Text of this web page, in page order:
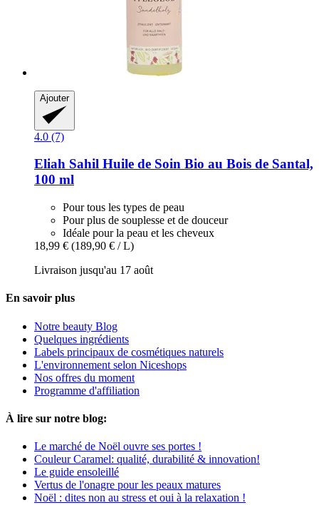
Ajouter
4.0 (7)
Eliah Sahil Huile de Soin Bio au Bois de Santal,
100 ml
Pour tous les types de peau
Pour plus de souplesse et de douceur
Idéale pour la peau et les cheveux
18,99 € (189,90 € / L)
Livraison jusqu'au 17 août
En savoir plus
Notre beauty Blog
Quelques ingrédients
Labels principaux de cosmétiques naturels
L'environnement selon Niceshops
Nos offres du moment
Programme d'affiliation
À lire sur notre blog:
Le marché de Noël ouvre ses portes !
Couleur Caramel: qualité, durabilité & innovation!
Le guide ensoleillé
Vertus de l'onagre pour les peaux matures
Noël : dites non au stress et oui à la relaxation !